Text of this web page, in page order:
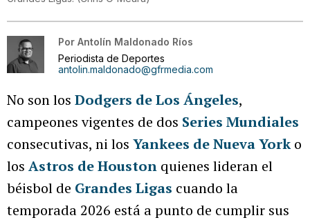
Por Antolín Maldonado Ríos
Periodista de Deportes
antolin.maldonado@gfrmedia.com
No son los Dodgers de Los Ángeles,
campeones vigentes de dos Series Mundiales
consecutivas, ni los Yankees de Nueva Yorko
los Astros de Houston quienes lideran el
béisbol de Grandes Ligas cuando la
temporada 2026 está a punto de cumplir sus